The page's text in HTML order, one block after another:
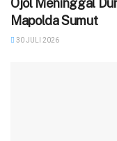
Ojol Meninggal
Mapolda Sumut
30 JULI 2026